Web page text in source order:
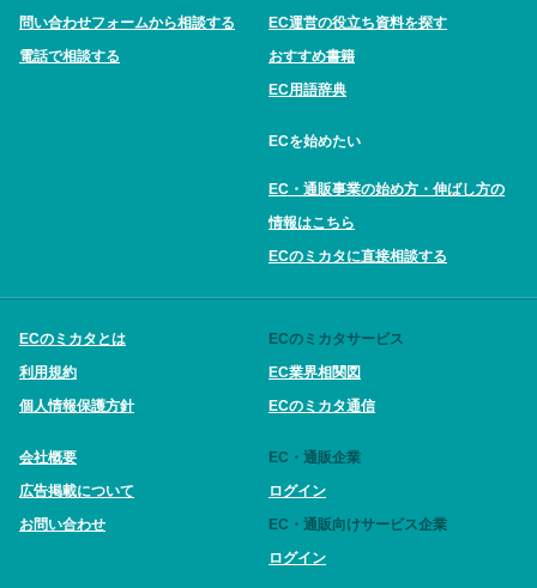
問い合わせフォームから相談する
電話で相談する
EC運営の役立ち資料を探す
おすすめ書籍
EC用語辞典
ECを始めたい
EC・通販事業の始め方・伸ばし方の
情報はこちら
ECのミカタに直接相談する
ECのミカタとは
利用規約
個人情報保護方針
会社概要
広告掲載について
お問い合わせ
ECのミカタサービス
EC業界相関図
ECのミカタ通信
EC・通販企業
ログイン
EC・通販向けサービス企業
ログイン